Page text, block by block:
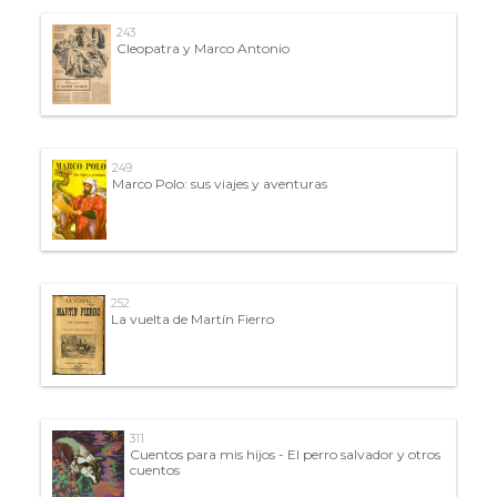
243
Cleopatra y Marco Antonio
249
Marco Polo: sus viajes y aventuras
252
La vuelta de Martín Fierro
311
Cuentos para mis hijos - El perro salvador y otros
cuentos